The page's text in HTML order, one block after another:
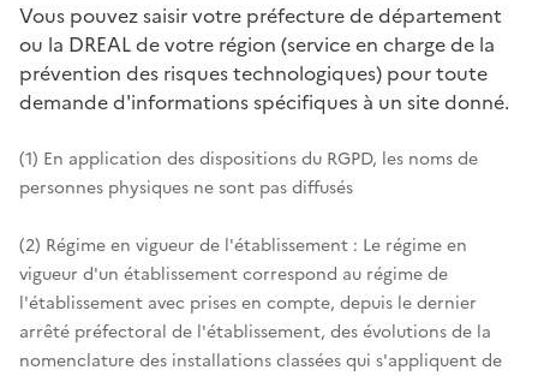
Vous pouvez saisir votre préfecture de département
ou la DREAL de votre région (service en charge de la
prévention des risques technologiques) pour toute
demande d'informations spécifiques à un site donné.
(1) En application des dispositions du RGPD, les noms de
personnes physiques ne sont pas diffusés
(2) Régime en vigueur de l'établissement : Le régime en
vigueur d'un établissement correspond au régime de
l'établissement avec prises en compte, depuis le dernier
arrêté préfectoral de l'établissement, des évolutions de la
nomenclature des installations classées qui s'appliquent de